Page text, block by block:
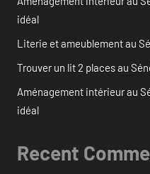
idéal
Literie et ameublement au
Trouver un lit 2 places au
Aménagement intérieur au
idéal
Recent